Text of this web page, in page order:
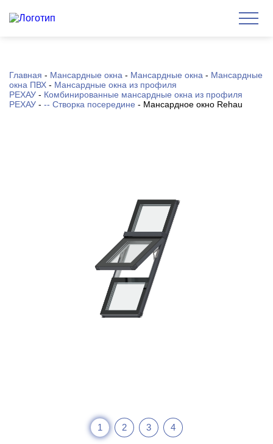
Главная - Мансардные окна - Мансардные окна - Мансардные
окна ПВХ - Мансардные окна из профиля
РЕХАУ - Комбинированные мансардные окна из профиля
РЕХАУ - -- Створка посередине - Мансардное окно Rehau
1 2 3 4